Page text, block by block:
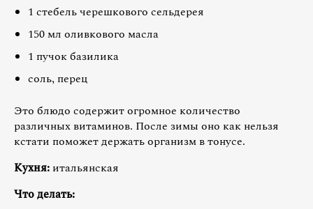
1 стебель черешкового сельдерея
150 мл оливкового масла
1 пучок базилика
соль, перец
Это блюдо содержит огромное количество
различных витаминов. После зимы оно как нельзя
кстати поможет держать организм в тонусе.
Кухня: итальянская
Что делать: